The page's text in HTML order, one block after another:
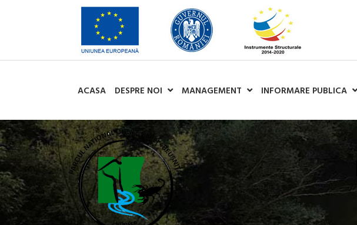
ACASA DESPRE NOI MANAGEMENT INFORMARE PUBLICA